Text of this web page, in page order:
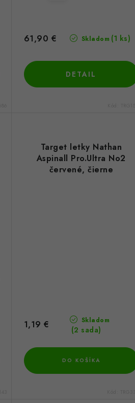
Skladom (1 ks)
61,90 €
DETAIL
Target letky Nathan
Aspinall Pro.Ultra No2
červené, čierne
Skladom
(2 sada)
1,19 €
DO KOŠÍKA